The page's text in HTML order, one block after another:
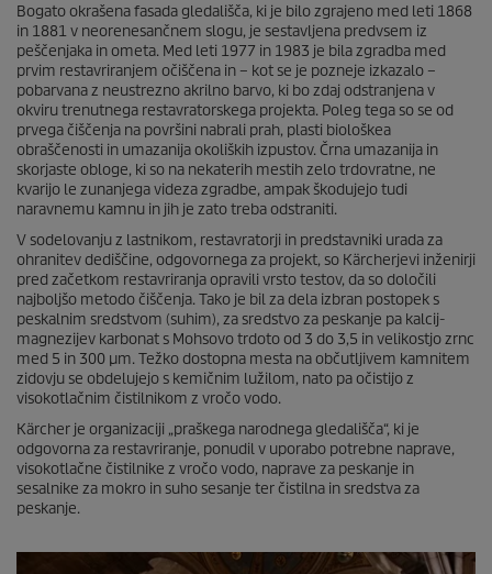
Bogato okrašena fasada gledališča, ki je bilo zgrajeno med leti 1868
in 1881 v neorenesančnem slogu, je sestavljena predvsem iz
peščenjaka in ometa. Med leti 1977 in 1983 je bila zgradba med
prvim restavriranjem očiščena in – kot se je pozneje izkazalo –
pobarvana z neustrezno akrilno barvo, ki bo zdaj odstranjena v
okviru trenutnega restavratorskega projekta. Poleg tega so se od
prvega čiščenja na površini nabrali prah, plasti biološkea
obraščenosti in umazanija okoliških izpustov. Črna umazanija in
skorjaste obloge, ki so na nekaterih mestih zelo trdovratne, ne
kvarijo le zunanjega videza zgradbe, ampak škodujejo tudi
naravnemu kamnu in jih je zato treba odstraniti.
V sodelovanju z lastnikom, restavratorji in predstavniki urada za
ohranitev dediščine, odgovornega za projekt, so Kärcherjevi inženirji
pred začetkom restavriranja opravili vrsto testov, da so določili
najboljšo metodo čiščenja. Tako je bil za dela izbran postopek s
peskalnim sredstvom (suhim), za sredstvo za peskanje pa kalcij-
magnezijev karbonat s Mohsovo trdoto od 3 do 3,5 in velikostjo zrnc
med 5 in 300 μm. Težko dostopna mesta na občutljivem kamnitem
zidovju se obdelujejo s kemičnim lužilom, nato pa očistijo z
visokotlačnim čistilnikom z vročo vodo.
Kärcher je organizaciji „praškega narodnega gledališča“, ki je
odgovorna za restavriranje, ponudil v uporabo potrebne naprave,
visokotlačne čistilnike z vročo vodo, naprave za peskanje in
sesalnike za mokro in suho sesanje ter čistilna in sredstva za
peskanje.